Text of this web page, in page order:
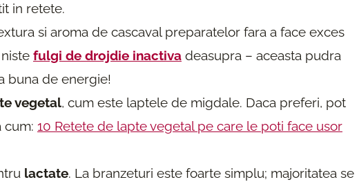
in retete.
si aroma de cascaval preparatelor fara a face exces
fulgi de drojdie inactiva deasupra – aceasta pudra
buna de energie!
vegetal, cum este laptele de migdale. Daca preferi, pot
cum: 10 Retete de lapte vegetal pe care le poti face usor
lactate. La branzeturi este foarte simplu; majoritatea se